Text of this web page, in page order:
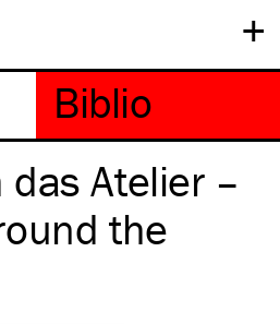
+
Atelier –
the